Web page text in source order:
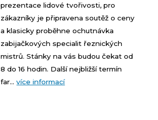
prezentace lidové tvořivosti, pro
zákazníky je připravena soutěž o ceny
a klasicky proběhne ochutnávka
zabijačkových specialit řeznických
mistrů. Stánky na vás budou čekat od
8 do 16 hodin. Další nejbližší termín
far...více informací